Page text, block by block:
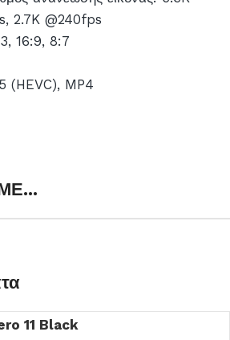
2.7K @240fps
16:9, 8:7
(HEVC), MP4
11 Black